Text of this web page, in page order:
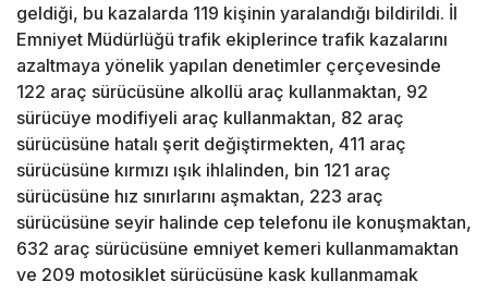
geldiği, bu kazalarda 119 kişinin yaralandığı bildirildi. İl
Emniyet Müdürlüğü trafik ekiplerince trafik kazalarını
azaltmaya yönelik yapılan denetimler çerçevesinde
122 araç sürücüsüne alkollü araç kullanmaktan, 92
sürücüye modifiyeli araç kullanmaktan, 82 araç
sürücüsüne hatalı şerit değiştirmekten, 411 araç
sürücüsüne kırmızı ışık ihlalinden, bin 121 araç
sürücüsüne hız sınırlarını aşmaktan, 223 araç
sürücüsüne seyir halinde cep telefonu ile konuşmaktan,
632 araç sürücüsüne emniyet kemeri kullanmamaktan
ve 209 motosiklet sürücüsüne kask kullanmamak